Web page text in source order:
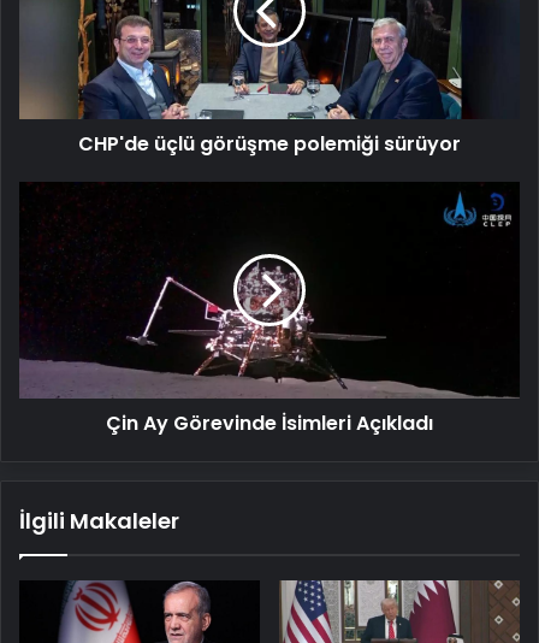
CHP'de üçlü görüşme polemiği sürüyor
Çin
Görevinde
İsimleri
Açıkladı
Çin Ay Görevinde İsimleri Açıkladı
İlgili Makaleler